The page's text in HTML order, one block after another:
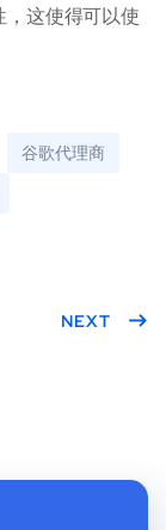
这使得可以使
谷歌代理商
NEXT